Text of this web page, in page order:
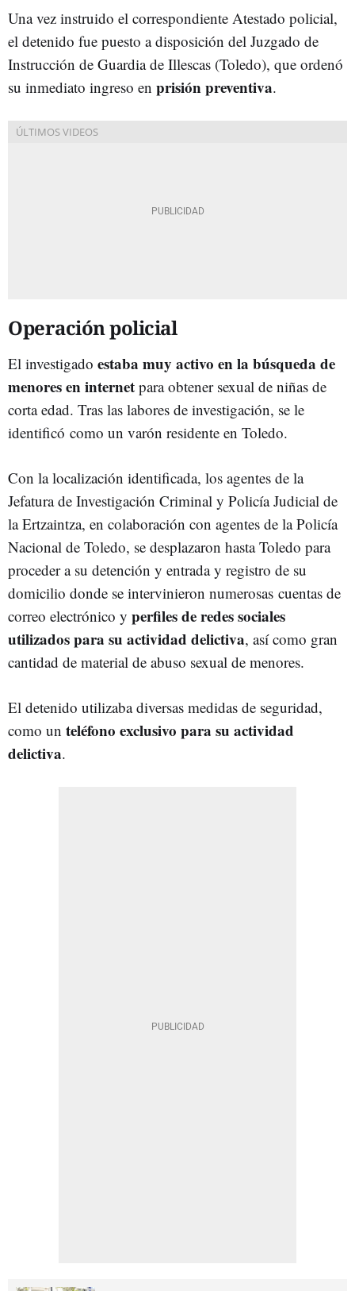
Una vez instruido el correspondiente Atestado policial,
el detenido fue puesto a disposición del Juzgado de
Instrucción de Guardia de Illescas (Toledo), que ordenó
su inmediato ingreso en prisión preventiva.
Operación policial
El investigado estaba muy activo en la búsqueda de
menores en internet para obtener sexual de niñas de
corta edad. Tras las labores de investigación, se le
identificó como un varón residente en Toledo.
Con la localización identificada, los agentes de la
Jefatura de Investigación Criminal y Policía Judicial de
la Ertzaintza, en colaboración con agentes de la Policía
Nacional de Toledo, se desplazaron hasta Toledo para
proceder a su detención y entrada y registro de su
domicilio donde se intervinieron numerosas cuentas de
correo electrónico y perfiles de redes sociales
utilizados para su actividad delictiva, así como gran
cantidad de material de abuso sexual de menores.
El detenido utilizaba diversas medidas de seguridad,
como un teléfono exclusivo para su actividad
delictiva.